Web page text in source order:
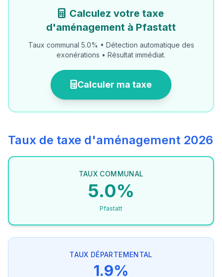
Calculez votre taxe
d'aménagement à Pfastatt
Taux communal 5.0% • Détection automatique des
exonérations • Résultat immédiat.
Calculer ma taxe
Taux de taxe d'aménagement 2026
TAUX COMMUNAL
5.0%
Pfastatt
TAUX DÉPARTEMENTAL
1.9%